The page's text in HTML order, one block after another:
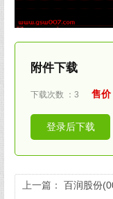
附件下载
下载次数 ：3 售
登录后下载
上一篇： 百润股份